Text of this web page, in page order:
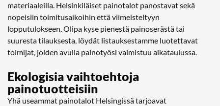
materiaaleilla. Helsinkiläiset painotalot panostavat sekä
nopeisiin toimitusaikoihin että viimeisteltyyn
lopputulokseen. Olipa kyse pienestä painoserästä tai
suuresta tilauksesta, löydät listauksestamme luotettavat
toimijat, joiden avulla painotyösi valmistuu aikataulussa.
Ekologisia vaihtoehtoja
painotuotteisiin
Yhä useammat painotalot Helsingissä tarjoavat